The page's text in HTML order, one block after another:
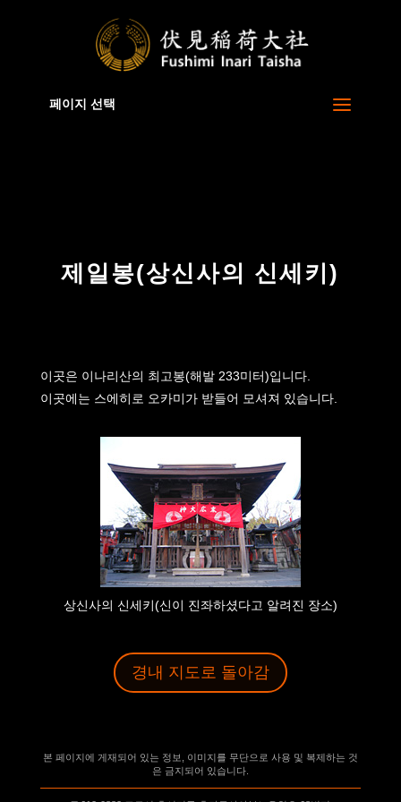
: A non-numeric value encountered in
/home/xb829880/inari.jp/public_html/ko/wp-
페이지 선택
제일봉(상신사의 신세키)
이곳은 이나리산의 최고봉(해발 233미터)입니다.
이곳에는 스에히로 오카미가 받들어 모셔져 있습니다.
상신사의 신세키(신이 진좌하셨다고 알려진 장소)
경내 지도로 돌아감
본 페이지에 게재되어 있는 정보, 이미지를 무단으로 사용 및 복제하는 것
은 금지되어 있습니다.